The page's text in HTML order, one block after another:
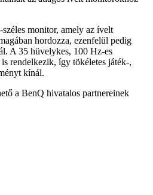
széles monitor, amely az ívelt
hordozza, ezenfelül pedig
A 35 hüvelykes, 100 Hz-es
rendelkezik, így tökéletes játék-,
kínál.
a BenQ hivatalos partnereinek